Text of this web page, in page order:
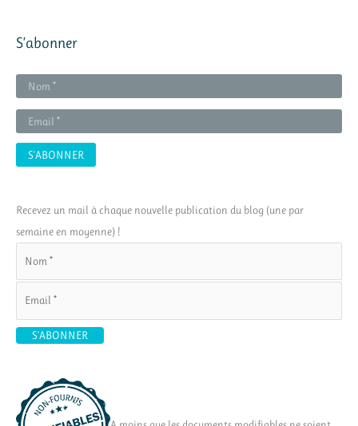
S’abonner
Recevez un mail à chaque nouvelle publication du blog (une par
semaine en moyenne) !